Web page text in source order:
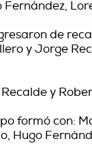
Fernández,
de
y Jorge
y
formó con:
Hugo